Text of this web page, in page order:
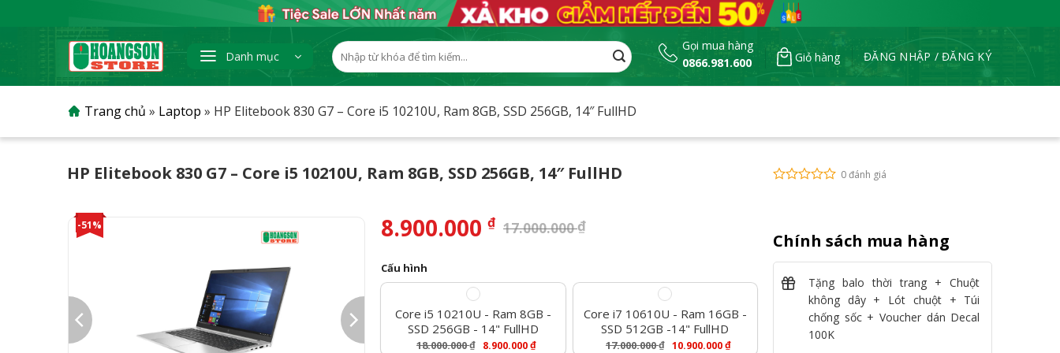
content
Danh mục
Tìm
kiếm:
Gọi mua hàng
0866.981.600
Giỏ hàng ĐĂNG NHẬP / ĐĂNG KÝ
Trang chủ » Laptop » HP Elitebook 830 G7 – Core i5 10210U, Ram 8GB, SSD 256GB, 14″ FullHD
HP Elitebook 830 G7 – Core i5 10210U, Ram 8GB, SSD 256GB, 14″ FullHD 0 đánh giá
-51% 8.900.000₫ 17.000.000₫
Cấu hình
Core i5 10210U - Ram 8GB -
SSD 256GB - 14" FullHD
18.000.000₫ 8.900.000₫
Core i7 10610U - Ram 16GB -
SSD 512GB -14" FullHD
17.000.000₫ 10.900.000₫
Chính sách mua hàng
Tặng balo thời trang + Chuột
không dây + Lót chuột + Túi
chống sốc + Voucher dán Decal
100K